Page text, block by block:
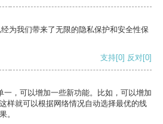
为我们带来了无限的隐私保护和安全性保
支持[0] 反对[0]
一，可以增加一些新功能。比如，可以增加
样就可以根据网络情况自动选择最优的线
。